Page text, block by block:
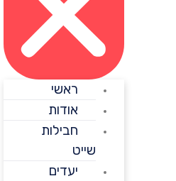
ראשי
אודות
חבילות
יעדים